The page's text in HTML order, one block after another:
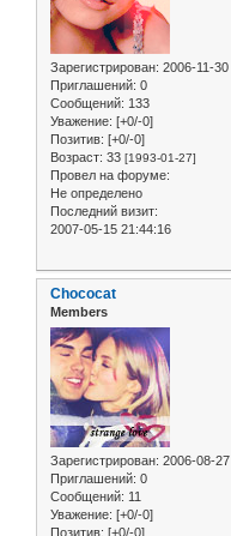
Зарегистрирован: 2006-11-30
Приглашений: 0
Сообщений: 133
Уважение: [+0/-0]
Позитив: [+0/-0]
Возраст: 33 [1993-01-27]
Провел на форуме:
Не определено
Последний визит:
2007-05-15 21:44:16
Chococat
Members
Зарегистрирован: 2006-08-27
Приглашений: 0
Сообщений: 11
Уважение: [+0/-0]
Позитив: [+0/-0]